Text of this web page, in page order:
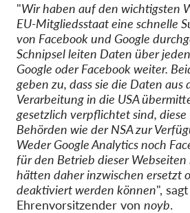
"Wir haben auf den wichtigsten
EU-Mitgliedsstaat eine schnelle
von Facebook und Google
Schnipsel leiten Daten über
Google oder Facebook weiter.
geben zu, dass sie die Daten aus
Verarbeitung in die USA
gesetzlich verpflichtet sind, diese
Behörden wie der NSA zur
Weder Google Analytics noch
für den Betrieb dieser
hätten daher inzwischen ersetzt
deaktiviert werden können",
Ehrenvorsitzender von noyb.